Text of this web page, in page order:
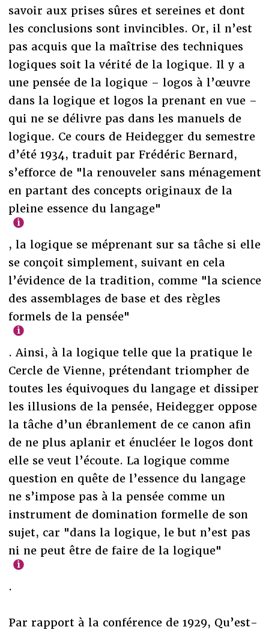
savoir aux prises sûres et sereines et dont
les conclusions sont invincibles. Or, il n’est
pas acquis que la maîtrise des techniques
logiques soit la vérité de la logique. Il y a
une pensée de la logique – logos à l’œuvre
dans la logique et logos la prenant en vue –
qui ne se délivre pas dans les manuels de
logique. Ce cours de Heidegger du semestre
d’été 1934, traduit par Frédéric Bernard,
s’efforce de "la renouveler sans ménagement
en partant des concepts originaux de la
pleine essence du langage"
, la logique se méprenant sur sa tâche si elle
se conçoit simplement, suivant en cela
l’évidence de la tradition, comme "la science
des assemblages de base et des règles
formels de la pensée"
. Ainsi, à la logique telle que la pratique le
Cercle de Vienne, prétendant triompher de
toutes les équivoques du langage et dissiper
les illusions de la pensée, Heidegger oppose
la tâche d’un ébranlement de ce canon afin
de ne plus aplanir et énucléer le logos dont
elle se veut l’écoute. La logique comme
question en quête de l’essence du langage
ne s’impose pas à la pensée comme un
instrument de domination formelle de son
sujet, car "dans la logique, le but n’est pas
ni ne peut être de faire de la logique"
.
Par rapport à la conférence de 1929, Qu’est-